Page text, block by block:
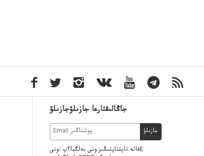
جاڭالىقتارعا جازىلۋجازىلۋ
جازىلۋ
قاتە تاپتتاپتىڭىز ونى بەلگبا؟پ :ونىE